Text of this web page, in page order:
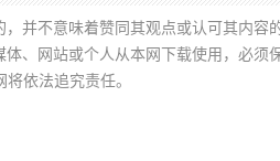
并不意味着赞同其观点或认可其内容
、网站或个人从本网下载使用，必须
依法追究责任。